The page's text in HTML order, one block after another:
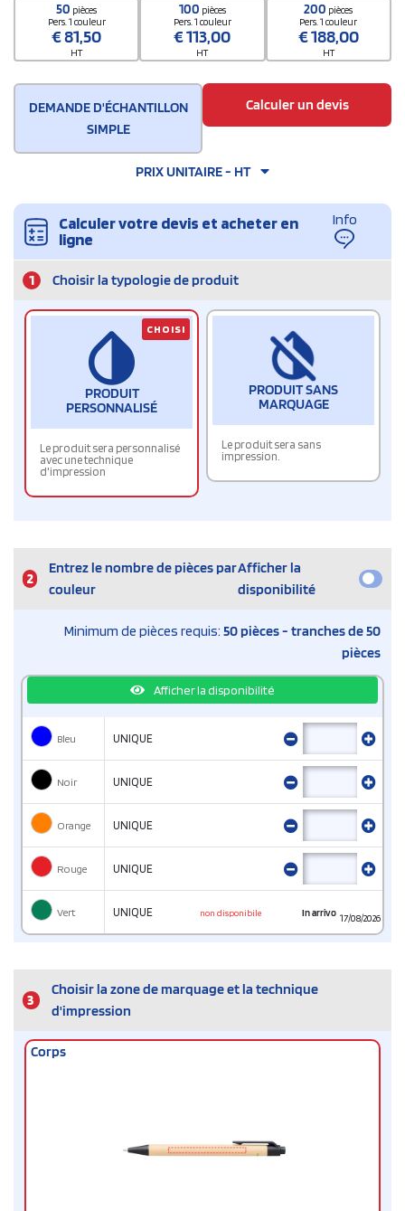
50 pièces
Pers. 1 couleur
€81,50
HT
100 pièces
Pers. 1 couleur
€113,00
HT
200 pièces
Pers. 1 couleur
€188,00
HT
DEMANDE D'ÉCHANTILLON
SIMPLE
Calculer un devis
PRIX UNITAIRE - HT
Calculer votre devis et acheter en
ligne
Info
1 Choisir la typologie de produit
PRODUIT
PERSONNALISÉ
Le produit sera personnalisé
avec une technique
d'impression
CHOISI
PRODUIT SANS
MARQUAGE
Le produit sera sans
impression.
2
Entrez le nombre de pièces par
couleur
Afficher la
disponibilité
Minimum de pièces requis: 50 pièces - tranches de 50
pièces
Afficher la disponibilité
Bleu UNIQUE
Noir UNIQUE
Orange UNIQUE
Rouge UNIQUE
Vert UNIQUE non disponibile In arrivo 17/08/2026
3
Choisir la zone de marquage et la technique
d'impression
Corps